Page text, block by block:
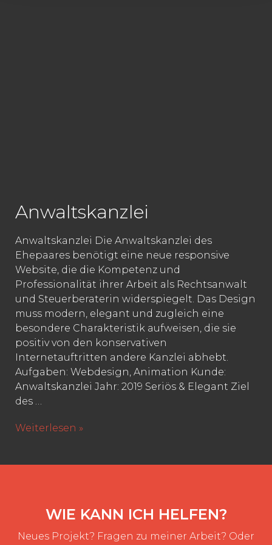
Anwaltskanzlei
Anwaltskanzlei Die Anwaltskanzlei des
Ehepaares benötigt eine neue responsive
Website, die die Kompetenz und
Professionalität ihrer Arbeit als Rechtsanwalt
und Steuerberaterin widerspiegelt. Das Design
muss modern, elegant und zugleich eine
besondere Charakteristik aufweisen, die sie
positiv von den konservativen
Internetauftritten andere Kanzlei abhebt.
Aufgaben: Webdesign, Animation Kunde:
Anwaltskanzlei Jahr: 2019 Seriös & Elegant Ziel
des …
Anwaltskanzlei
Weiterlesen »
WIE KANN ICH HELFEN?
Neues Projekt? Fragen zu meiner Arbeit? Oder